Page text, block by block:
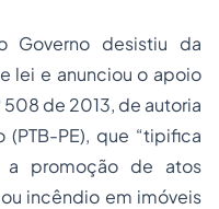
Governo desistiu da
lei e anunciou o apoio
de 2013, de autoria
PE), que “tipifica
a promoção de atos
incêndio em imóveis